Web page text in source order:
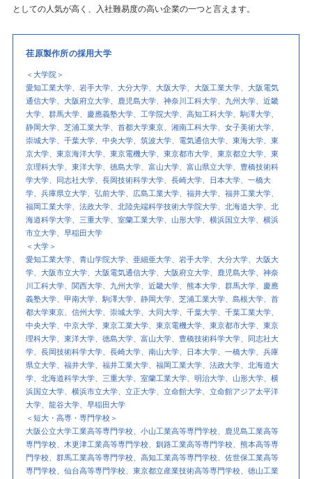
としての人気が高く、入社難易度の高い企業の一つと言えます。
荏原製作所の採用大学
＜大学院＞
愛知工業大学、岩手大学、大分大学、大阪大学、大阪工業大学、大阪電気
通信大学、大阪府立大学、鹿児島大学、神奈川工科大学、九州大学、近畿
大学、群馬大学、慶應義塾大学、工学院大学、高知工科大学、駒澤大学、
静岡大学、芝浦工業大学、首都大学東京、湘南工科大学、女子美術大学、
崇城大学、千葉大学、中央大学、筑波大学、電気通信大学、東海大学、東
京大学、東京海洋大学、東京電機大学、東京都市大学、東京都立大学、東
京理科大学、東洋大学、徳島大学、富山大学、富山県立大学、豊橋技術科
学大学、同志社大学、長岡技術科学大学、長崎大学、日本大学、一橋大
学、兵庫県立大学、弘前大学、広島工業大学、福井大学、福井工業大学、
福岡工業大学、法政大学、北陸先端科学技術大学院大学、北海道大学、北
海道科学大学、三重大学、室蘭工業大学、山形大学、横浜国立大学、横浜
市立大学、早稲田大学
＜大学＞
愛知工業大学、青山学院大学、亜細亜大学、岩手大学、大分大学、大阪大
学、大阪市立大学、大阪電気通信大学、大阪府立大学、鹿児島大学、神奈
川工科大学、関西大学、九州大学、近畿大学、熊本大学、群馬大学、慶應
義塾大学、甲南大学、駒澤大学、静岡大学、芝浦工業大学、島根大学、首
都大学東京、信州大学、崇城大学、大同大学、千葉大学、千葉工業大学、
中央大学、中京大学、東京工業大学、東京電機大学、東京都市大学、東京
理科大学、東洋大学、徳島大学、富山大学、豊橋技術科学大学、同志社大
学、長岡技術科学大学、長崎大学、南山大学、日本大学、一橋大学、兵庫
県立大学、福井大学、福井工業大学、福岡工業大学、法政大学、北海道大
学、北海道科学大学、三重大学、室蘭工業大学、明治大学、山形大学、横
浜国立大学、横浜市立大学、立正大学、立命館大学、立命館アジア太平洋
大学、龍谷大学、早稲田大学
＜短大・高専・専門学校＞
大阪公立大学工業高等専門学校、小山工業高等専門学校、鹿児島工業高等
専門学校、木更津工業高等専門学校、釧路工業高等専門学校、熊本高等専
門学校、群馬工業高等専門学校、高知工業高等専門学校、佐世保工業高等
専門学校、仙台高等専門学校、東京都立産業技術高等専門学校、徳山工業